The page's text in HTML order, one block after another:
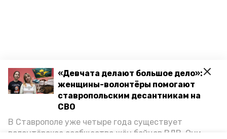
«Девчата делают большое дело»:
женщины-волонтёры помогают
ставропольским десантникам на
СВО
В Ставрополе уже четыре года существует
волонтёрское сообщество жён бойцов ВДВ. Они